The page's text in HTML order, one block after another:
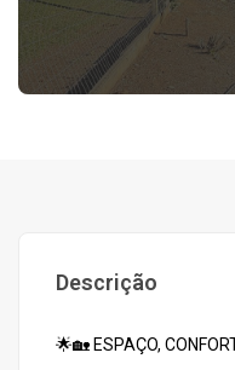
Descrição
🌟🏡 ESPAÇO,